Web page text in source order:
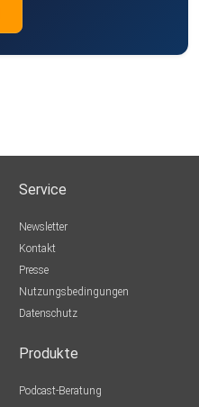
Service
Newsletter
Kontakt
Presse
Nutzungsbedingungen
Datenschutz
Produkte
Podcast-Beratung